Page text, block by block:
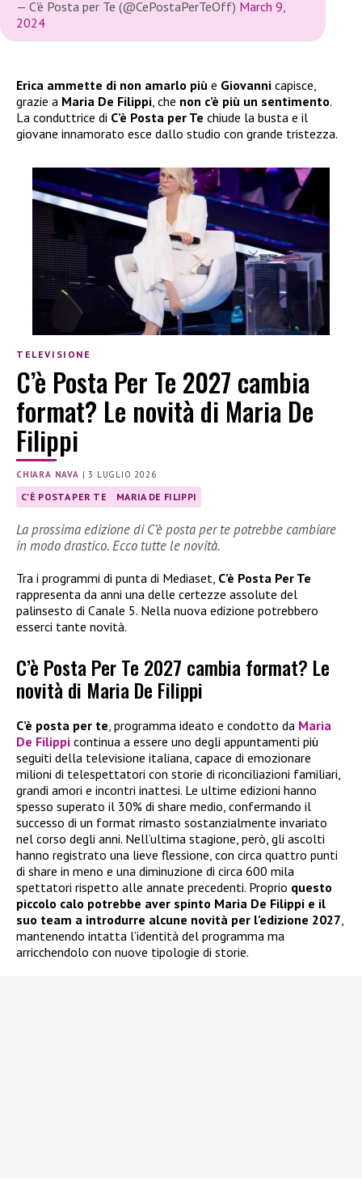
— C'è Posta per Te (@CePostaPerTeOff) March 9,
2024
Erica ammette di non amarlo più e Giovanni capisce,
grazie a Maria De Filippi , che non c’è più un sentimento.
La conduttrice di C’è Posta per Te chiude la busta e il
giovane innamorato esce dallo studio con grande tristezza.
TELEVISIONE
C’è Posta Per Te 2027 cambia
format? Le novità di Maria De
Filippi
CHIARA NAVA |3 LUGLIO 2026
C'È POSTA PER TE MARIA DE FILIPPI
La prossima edizione di C’è posta per te potrebbe cambiare
in modo drastico. Ecco tutte le novità.
Tra i programmi di punta di Mediaset, C’è Posta Per Te
rappresenta da anni una delle certezze assolute del
palinsesto di Canale 5. Nella nuova edizione potrebbero
esserci tante novità.
C’è Posta Per Te 2027 cambia format? Le
novità di Maria De Filippi
C’è posta per te, programma ideato e condotto da Maria
De Filippi continua a essere uno degli appuntamenti più
seguiti della televisione italiana, capace di emozionare
milioni di telespettatori con storie di riconciliazioni familiari,
grandi amori e incontri inattesi. Le ultime edizioni hanno
spesso superato il 30% di share medio, confermando il
successo di un format rimasto sostanzialmente invariato
nel corso degli anni. Nell’ultima stagione, però, gli ascolti
hanno registrato una lieve flessione, con circa quattro punti
di share in meno e una diminuzione di circa 600 mila
spettatori rispetto alle annate precedenti. Proprio questo
piccolo calo potrebbe aver spinto Maria De Filippi e il
suo team a introdurre alcune novità per l’edizione 2027,
mantenendo intatta l’identità del programma ma
arricchendolo con nuove tipologie di storie.